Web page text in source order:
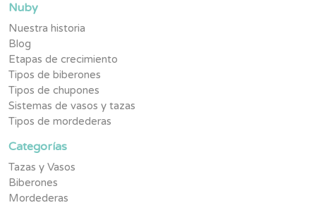
Nuby
Nuestra historia
Blog
Etapas de crecimiento
Tipos de biberones
Tipos de chupones
Sistemas de vasos y tazas
Tipos de mordederas
Categorías
Tazas y Vasos
Biberones
Mordederas